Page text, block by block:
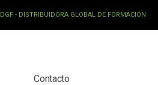
DGF - DISTRIBUIDORA GLOBAL DE FORMACIÓN
Contacto